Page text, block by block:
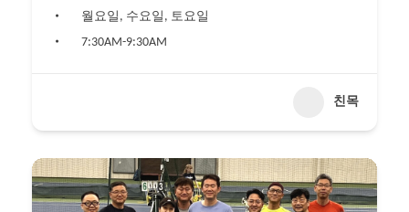
월요일, 수요일, 토요일
7:30AM-9:30AM
친목